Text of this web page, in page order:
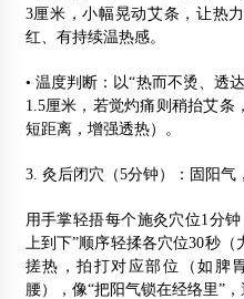
3厘米，小幅晃动艾条，让热
红、有持续温热感。
• 温度判断：以“热而不烫、透
1.5厘米，若觉灼痛则稍抬艾条
短距离，增强透热）。
3. 灸后闭穴（5分钟）：固阳气
用手掌轻捂每个施灸穴位1分
上到下”顺序轻揉各穴位30秒
搓热，拍打对应部位（如脾
腰），像“把阳气锁在经络里”，